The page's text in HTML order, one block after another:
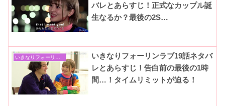
バレとあらすじ！正式なカップル誕
生なるか？最後の2S…
いきなりフォーリンラブ19話ネタバ
レとあらすじ！告白前の最後の1時
間…！タイムリミットが迫る！